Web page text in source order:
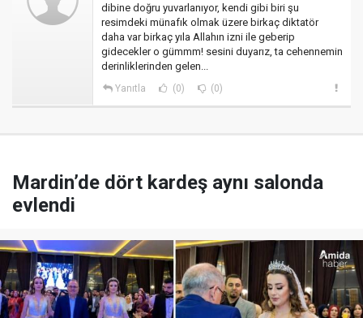
dibine doğru yuvarlanıyor, kendi gibi biri şu
resimdeki münafık olmak üzere birkaç diktatör
daha var birkaç yıla Allahın izni ile geberip
gidecekler o gümmm! sesini duyarız, ta cehennemin
derinliklerinden gelen...
Yanıtla (0) (0)
Mardin’de dört kardeş aynı salonda
evlendi